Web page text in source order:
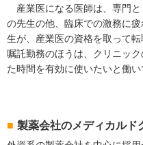
産業医になる医師は、専門
の先生の他、臨床での激務に
生が、産業医の資格を取って
嘱託勤務のほうは、クリニッ
た時間を有効に使いたいと働い
製薬会社のメディカルド